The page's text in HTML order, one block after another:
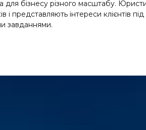
бізнесу різного масштабу.
представляють інтереси клієнтів
завданнями.